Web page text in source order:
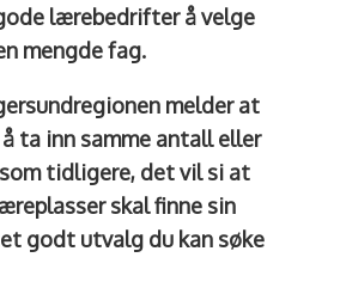
lærebedrifter å velge
mengde fag.
melder at
ta inn samme antall eller
tidligere, det vil si at
skal finne sin
godt utvalg du kan søke